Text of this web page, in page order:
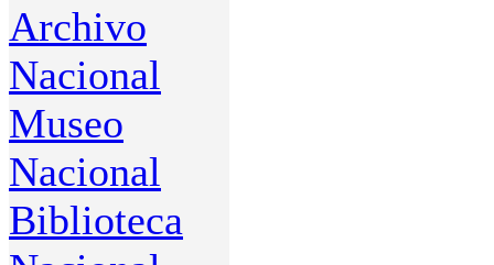
Archivo
Nacional
Museo
Nacional
Biblioteca